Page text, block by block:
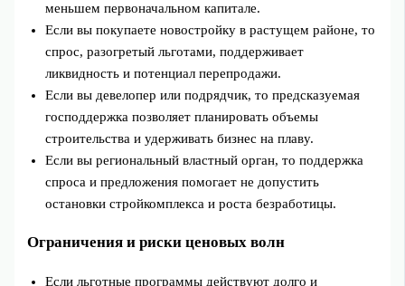
меньшем первоначальном капитале.
Если вы покупаете новостройку в растущем районе, то
спрос, разогретый льготами, поддерживает
ликвидность и потенциал перепродажи.
Если вы девелопер или подрядчик, то предсказуемая
господдержка позволяет планировать объемы
строительства и удерживать бизнес на плаву.
Если вы региональный властный орган, то поддержка
спроса и предложения помогает не допустить
остановки стройкомплекса и роста безработицы.
Ограничения и риски ценовых волн
Если льготные программы действуют долго и